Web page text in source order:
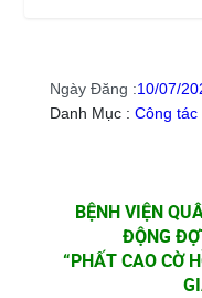
Ngày Đăng :10/07/
Danh Mục : Công
BỆNH VIỆN
ĐỘNG
“PHẤT CAO CỜ